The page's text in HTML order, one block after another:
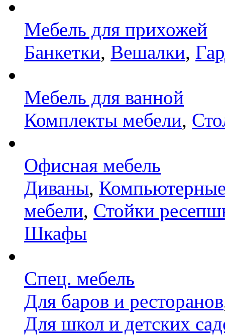
Мебель для прихожей
Банкетки, Вешалки,
Мебель для ванной
Комплекты мебели,
Офисная мебель
Диваны,
мебели, Стойки
Шкафы
Спец. мебель
Для баров и ресторанов
Для школ и детских